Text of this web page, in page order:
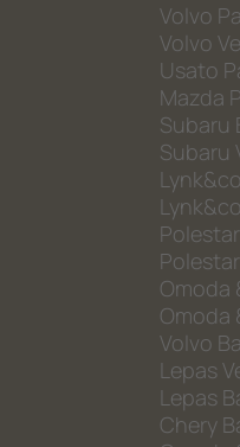
Volvo
Volvo
Usato
Mazda
Subaru
Subaru
Omoda
Omoda
Volvo
Lepas
Lepas
Chery